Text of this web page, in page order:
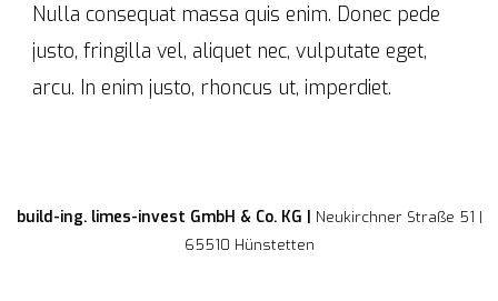
Nulla consequat massa quis enim. Donec pede
justo, fringilla vel, aliquet nec, vulputate eget,
arcu. In enim justo, rhoncus ut, imperdiet.
build-ing. limes-invest GmbH & Co. KG | Neukirchner Straße 51 |
65510 Hünstetten